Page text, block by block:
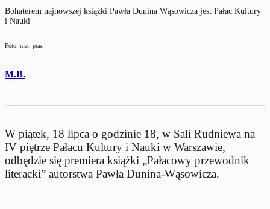
Bohaterem najnowszej książki Pawła Dunina Wąsowicza jest Pałac Kultury
i Nauki
Foto: mat. pras.
M.B.
W piątek, 18 lipca o godzinie 18, w Sali Rudniewa na
IV piętrze Pałacu Kultury i Nauki w Warszawie,
odbędzie się premiera książki „Pałacowy przewodnik
literacki” autorstwa Pawła Dunina-Wąsowicza.